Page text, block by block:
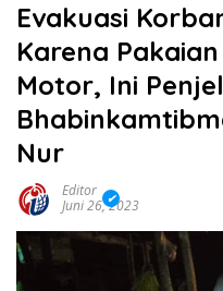
Evakuasi
Karena
Motor, Ini
Nur
Editor
Juni 26, 2023